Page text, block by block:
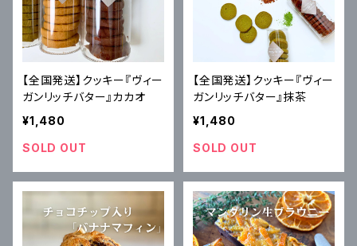
【全国発送】クッキー『ヴィー
ガンリッチバター』カカオ
¥1,480
SOLD OUT
【全国発送】クッキー『ヴィー
ガンリッチバター』抹茶
¥1,480
SOLD OUT